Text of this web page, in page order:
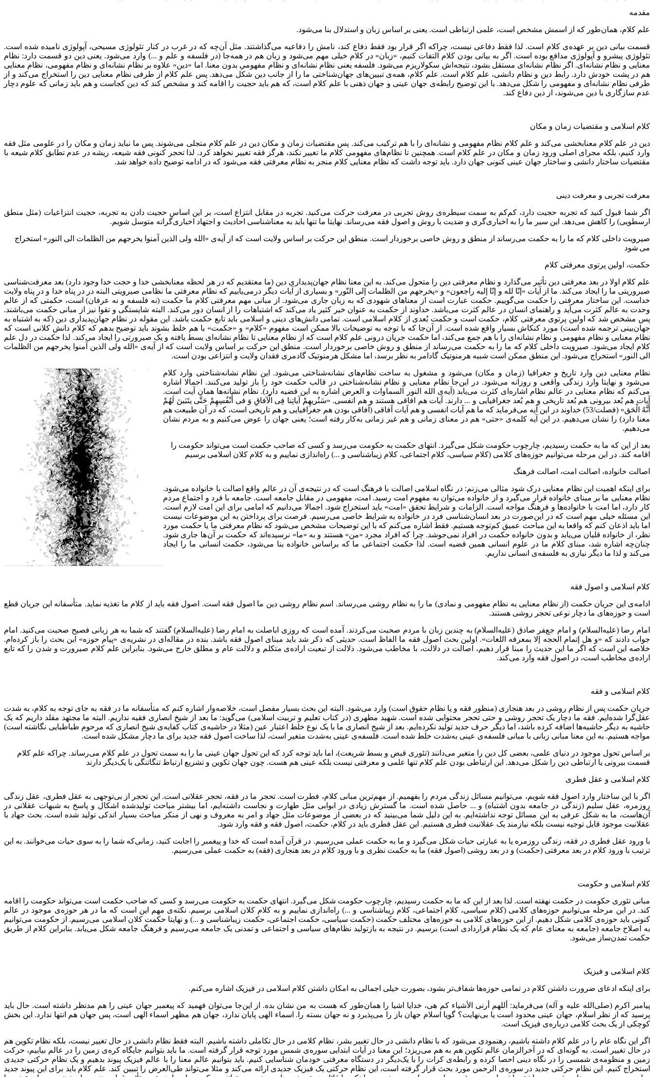
مقدمه
علم کلام، همان‌طور که از اسمش مشخص است، علمی ارتباطی است. یعنی بر اساس زبان و استدلال بنا می‌شود.
قسمت بیانی دین بر عهده‌ی کلام است. لذا فقط دفاعی نیست، چراکه اگر قرار بود فقط دفاع کند، نامش را دفاعیه می‌گذاشتند. مثل آن‌چه که در غرب در کنار تئولوژی مسیحی، آپولوژی نامیده شده است.
تئولوژی پیشرو و آپولوژی مدافع بوده است. اگر به بیانی بودن کلام التفات کنیم، «زبان» در کلام خیلی مهم می‌شود و زبان هم در همه‌جا (در فلسفه و علم و ...) وارد می‌شود. یعنی دین دو قسمت دارد: نظام
معنایی و نظام نشانه‌ای. اگر نظام نشانه‌ای مستقل بشود، نتیجه‌اش سکولاریزم می‌شود. فلسفه یعنی نظام نشانه‌ای و نظام مفهومیِ بدون معنا. اما «دین» علاوه بر نظام نشانه‌ای و نظام مفهومی، نظام معنایی
هم در پشت خودش دارد. رابط دین و نظام دانشی، علم کلام است. علم کلام، همه‌ی تبیین‌های جهان‌شناختی ما را از جانب دین شکل می‌دهد. پس علم کلام از طرفی نظام معنایی دین را استخراج می‌کند و از
طرفی نظام نشانه‌ای و مفهومی را شکل می‌دهد. با این توضیح رابطه‌ی جهان عینی و جهان ذهنی با علم کلام است، که هم باید حجیت را اقامه کند و مشخص کند که دین کجاست و هم باید زمانی که علوم دچار
عدم سازگاری با دین می‌شوند، از دین دفاع کند.
کلام اسلامی و مقتضیات زمان و مکان
دین در علم کلام معنابخشی می‌کند و علم کلام نظام مفهومی و نشانه‌ای را با هم ترکیب می‌کند. پس مقتضیات زمان و مکان دین در علم کلام متجلی می‌شوند. پس ما نباید زمان و مکان را در علومی مثل فقه
وارد کنیم، بلکه مجرای اصلی ورود زمان و مکان در علم کلام است. همچنین تا نظام‌های مفهومی کلام ما تغییر نکند، هرگز فقه تغییر نخواهد کرد. لذا تحجر کنونی فقه شیعه، ریشه در عدم تطابق کلام شیعه با
مقتضیات ساختار دانشی و ساختار جهان عینی کنونی جهان دارد. باید توجه داشت که نظام معنایی کلام منجر به نظام معرفتی فقه می‌شود که در ادامه توضیح داده خواهد شد.
معرفت تجربی و معرفت دینی
اگر شما قبول کنید که تجربه حجیت دارد، کم‌کم به سمت سیطره‌ی روش تجربی در معرفت حرکت می‌کنید. تجربه در مقابل انتزاع است، بر این اساس حجیت دادن به تجربه، حجیت انتزاعیات (مثل منطق
ارسطویی) را کاهش می‌دهد. این سیر ما را به اخباری‌گری و ضدیت با روش و اصول فقه می‌رساند. نهایتا ما تنها باید به معناشناسی احادیث و اجتهاد اخباری‌گرانه متوسل شویم.
صیرویت داخلی کلام که ما را به حکمت می‌رساند از منطق و روش خاصی برخوردار است. منطق این حرکت بر اساس ولایت است که از آیه‌ی «الله ولی الذین آمنوا یخرجهم من الظلمات الی النور» استخراج
می شود
حکمت، اولین پرتوی معرفتی کلام
علم کلام اولا در بعد معرفتی دین تأثیر می‌گذارد و نظام معرفتی دین را متحول می‌کند. به این معنا نظام جهان‌پدیداری دین (ما معتقدیم که در هر لحظه معنابخشی خدا و حجت خدا وجود دارد) بعد معرفت‌شناسی
صیروریتی ما را ایجاد می‌کند. ما از آیات «إنّا لله و إنّا إلیه راجعون» و «یخرجهم من الظلمات إلی النّور» و بسیاری از آیات دیگر درمی‌یابیم که نظام معرفتی ما نظامی صیرویتی البته در در پناه خدا و در پناه ولایت
خداست. این ساختار معرفتی را حکمت می‌گوییم. حکمت عبارت است از معناهای شهودی که به زبان جاری می‌شود. از مبانی مهم معرفتی کلام ما حکمت (نه فلسفه و نه عرفان) است، حکمتی که از عالم
وحدت به عالم کثرت می‌آید و راهنمای انسان در عالم کثرت می‌باشد. خداوند از حکمت به عنوان خیر کثیر یاد می‌کند که اشتباهات را از انسان دور می‌کند. البته شایستگی و تقوا نیز از مبانی حکمت می‌باشند.
پس مشخص شد که اولین پرتوی معرفتی کلام، حکمت است و حکمت بُعدی از کلام اسلامی است. تمامی دانش‌های دینی و اسلامی باید تابع حکمت باشد. این مقوله در نظام جهان‌پدیداری دین (که به اشتباه به
جهان‌بینی ترجمه شده است) مورد کنکاش بسیار واقع شده است. از آن‌جا که با توجه به توضیحات بالا ممکن است مفهوم «کلام» و «حکمت» با هم خلط بشوند باید توضیح بدهم که کلام دانش کلانی است که
نظام معنایی و نظام مفهومی و نظام نشانه‌ای را با هم جمع می‌کند، اما حکمت جریان درونی علم کلام است که از نظام معنایی تا نظام نشانه‌ای بسط یافته و یک صیرورتی را ایجاد می‌کند. لذا حکمت در دل علم
کلام ایجاد می‌شود. صیرویت داخلی کلام که ما را به حکمت می‌رساند از منطق و روش خاصی برخوردار است. منطق این حرکت بر اساس ولایت است که از آیه‌ی «الله ولی الذین آمنوا یخرجهم من الظلمات
الی النور» استخراج می‌شود. این منطق ممکن است شبیه هرمنوتیک گادامر به نظر برسد، اما مشکل هرمنوتیک گادمری فقدان ولایت و انتزاعی بودن است.
نظام معنایی دین وارد تاریخ و جغرافیا (زمان و مکان) می‌شود و مشغول به ساخت نظام‌های نشانه‌شناختی می‌شود. این نظام نشانه‌شناختی وارد کلام
می‌شود و نهایتا وارد زندگی واقعی و روزانه می‌شود. در این‌جا نظام معنایی و نظام نشانه‌شناختی در قالب حکمت خود را باز تولید می‌کنند. اجمالا اشاره
می‌کنم که نظام معنایی در عالم نظام اشاره‌ای کثرت می‌یابد (آیه‌ی الله النور السماوات و العرض اشاره به این قضیه دارد). نظام نشانه‌ها همان آیت است.
آیات هم بُعد بیرونی هم بُعد تاریخی و هم بُعد جغرافیایی و ... دارند. آیات هم افاقی هستند و هم انفسی. «سَنُریهِمْ آیاتِنا فِی الْآفاقِ وَ فی‏ أَنْفُسِهِمْ حَتَّی یتَبَینَ لَهُمْ
أَنَّهُ الْحَق‏» (فصلت/53) خداوند در این آیه می‌فرماید که ما هم آیات انفسی و هم آیات آفاقی (آفاقی بودن هم جغرافیایی و هم تاریخی است، که در آن طبیعت هم
معنا دارد) را نشان می‌دهیم. در این آیه کلمه‌ی «حتی» هم در معنای زمانی و هم غیر زمانی به‌کار رفته است؛ یعنی جهان را عوض می‌کنیم و به مردم نشان
می‌دهیم.
بعد از این که ما به حکمت رسیدیم، چارچوب حکومت شکل می‌گیرد. انتهای حکمت به حکومت می‌رسد و کسی که صاحب حکمت است می‌تواند حکومت را
اقامه کند. در این مرحله می‌توانیم حوزه‌های کلامی (کلام سیاسی، کلام اجتماعی، کلام زیباشناسی و ...) راه‌اندازی نماییم و به کلام کلان اسلامی برسیم
اصالت خانواده، اصالت امت، اصالت فرهنگ
برای اینکه اهمیت این نظام معنایی درک شود مثالی می‌زنم: در نگاه اسلامی اصالت با فرهنگ است که در نتیجه‌ی آن در عالم واقع اصالت با خانواده می‌شود.
نظام معنایی ما بر مبنای خانواده قرار می‌گیرد و از خانواده می‌توان به مفهوم امت رسید. امت، مفهومی در مقابل جامعه است. جامعه با فرد و اجتماع مردم
کار دارد، اما امت با خانواده‌ها و فرهنگ مواجه است. الزامات و شرایط تحقق «امت» باید استخراج شود. اجمالا می‌دانیم که امامی برای این امت لازم است.
این مسئله خیلی مهم است که در این‌صورت در بعد انسان‌شناسی فرد در خانواده به شرایط خاصی می‌رسیم. فرصت برای پرداختن به این موضوعات نیست
اما باید اذعان کنم که واقعا به این مباحث عمیق کم‌توجه هستیم. فقط اشاره می‌کنم که با این توضیحات مشخص می‌شود که نظام معرفتی ما یا حکمت مورد
نظر، از خانواده قلیان می‌یابد و بدون خانواده حکمت در افراد نمی‌جوشد. چرا که افراد مجرد «من» هستند و به «ما» نرسیده‌اند که حکمت بر آن ها جاری شود.
چنان‌چه اشاره شد، مبنای کلام ما در علوم انسانی همین قضیه است. لذا حکمت اجتماعی ما که براساس خانواده بنا می‌شود، حکمت انسانی ما را ایجاد
می‌کند و لذا ما دیگر نیازی به فلسفه‌ی انسانی نداریم.
کلام اسلامی و اصول فقه
ادامه‌ی این جریان حکمت (از نظام معنایی به نظام مفهومی و نمادی) ما را به نظام روشی می‌رساند. اسم نظام روشی دین ما اصول فقه است. اصول فقه باید از کلام ما تغذیه نماید. متأسفانه این جریان قطع
است و حوزه‌های ما دچار نوعی تحجر روشی هستند.
امام رضا (علیه‌السلام) و امام جعفر صادق (علیه‌السلام) به چندین زبان با مردم صحبت می‌کردند. آمده است که روزی اباصلت به امام رضا (علیه‌السلام) گفتند که شما به هر زبانی فصیح صحبت می‌کنید. امام
جواب دادند که «و هل إتمام الحجه إلا بمعرفه اللغات». اولین بحث اصول فقه ما الفاظ است. حدیثی که ذکر شد باید مبنای اصول فقه باشد. بنده در مقاله‌ای در نشریه‌ی «پیام حوزه» این بحث را باز کرده‌ام.
خلاصه این است که اگر ما این حدیث را مبنا قرار دهیم، اصالت در دلالت، با مخاطب می‌شود. دلالت از تبعیت اراده‌ی متکلم و دلالت عام و مطلق خارج می‌شود. بنابراین علم کلام صیرورت و شدن را که تابع
اراده‌ی مخاطب است، در اصول فقه وارد می‌کند.
کلام اسلامی و فقه
جریان حکمت پس از نظام روشی در بعد هنجاری (منظور فقه و یا نظام حقوق است) وارد می‌شود. البته این بحث بسیار مفصل است، خلاصه‌وار اشاره کنم که متأسفانه ما در فقه به جای توجه به کلام، به شدت
عقل‌گرا شده‌ایم. فقه ما دچار یک تحجر روشی و حتی تحجر محتوایی شده است. شهید مطهری (در کتاب تعلیم و تربیت اسلامی) می‌گوید: ما بعد از شیخ انصاری فقیه نداریم. البته ما مجتهد مقلد داریم که یک
حاشیه به دیگر حاشیه‌ها اضافه کرده باشد، اما دیگر حرف جدید تولید نکرده‌ایم. بعد از شیخ انصاری ما با یک نوع خلط اعتبار عین (مثلا در حاشیه‌ی کتاب کفایه‌ی شیخ انصاری که مرحوم طباطبایی نگاشته است)
مواجه هستیم. به این معنا مبانی زبانی با مبانی فلسفه‌ی عینی به‌شدت خلط شده است. فلسفه‌ی عینی به‌شدت متغیر است، لذا ساخت اصول فقه جدید برای ما دچار مشکل شده است.
بر اساس تحول موجود در دنیای علمی، بعضی کل دین را متغیر می‌دانند (تئوری قبض و بسط شریعت)، اما باید توجه کرد که این تحول جهان عینی ما را به سمت تحول در علم کلام می‌رساند. چراکه علم کلام
قسمت بیرونی یا ارتباطی دین را شکل می‌دهد. این ارتباطی بودن علم کلام تنها علمی و معرفتی نیست بلکه عینی هم هست. چون جهان تکوین و تشریع ارتباط تنگاتنگی با یک‌دیگر دارند
کلام اسلامی و عقل فطری
اگر با این ساختار وارد اصول فقه شویم، می‌توانیم مسائل زندگی مردم را بفهمیم. از مهم‌ترین مبانی کلام، فطرت است. تحجر ما در فقه، تحجر عقلانی است. این تحجر از بی‌توجهی به عقل فطری، عقل زندگی
روزمره، عقل سلیم (زندگی در جامعه بدون اشتباه) و ... حاصل شده است. ما گسترش زیادی در ابوابی مثل طهارت و نجاست داشته‌ایم، اما بیشتر مباحث تولیدشده اشکال و پاسخ به شبهات عقلانی در
آن‌هاست، ما به شکل عرفی به این مسائل توجه نداشته‌ایم. به این دلیل شما می‌بینید که در بعضی از موضوعات مثل جهاد و امر به معروف و نهی از منکر مباحث بسیار اندکی تولید شده است. بحث جهاد با
عقلانیت موجود قابل توجیه نیست بلکه نیازمند یک عقلانیت فطری هستیم. این عقل فطری باید در کلام، حکمت، اصول فقه و فقه وارد شود.
با ورود عقل فطری در فقه، زندگی روزمره یا به عبارتی حیات شکل می‌گیرد و ما به حکمت عملی می‌رسیم. در قرآن آمده است که خدا و پیغمبر را اجابت کنید، زمانی‌که شما را به سوی حیات می‌خوانند. به این
ترتیب با ورود کلام در بعد معرفتی (حکمت) و در بعد روشی (اصول فقه) ما به حکمت نظری و با ورود کلام در بعد هنجاری (فقه) به حکمت عملی می‌رسیم.
کلام اسلامی و حکومت
مبانی تئوری حکومت در حکمت نهفته است. لذا بعد از این که ما به حکمت رسیدیم، چارچوب حکومت شکل می‌گیرد. انتهای حکمت به حکومت می‌رسد و کسی که صاحب حکمت است می‌تواند حکومت را اقامه
کند. در این مرحله می‌توانیم حوزه‌های کلامی (کلام سیاسی، کلام اجتماعی، کلام زیباشناسی و ...) راه‌اندازی نماییم و به کلام کلان اسلامی برسیم. نکته‌ی مهم این است که ما در هر حوزه‌ی موجود در عالم
کنونی باید حوزه‌ی کلامی شکل دهیم. از این حوزه‌های کلامی به حوزه‌های مختلف حکمت (حکمت سیاسی، حکمت اجتماعی، حکمت زیباشناسی و ...) و نهایتا حکمت کلان اسلامی می‌رسیم. از حکومت می‌توانیم
به اصلاح جامعه (جامعه به معنای عام که یک نظام قراردادی است) برسیم. در نتیجه به بازتولید نظام‌های سیاسی و اجتماعی و تمدنی یک جامعه می‌رسیم و فرهنگ جامعه شکل می‌یابد. بنابراین کلام از طریق
حکمت تمدن‌ساز می‌شود.
کلام اسلامی و فیزیک
برای اینکه ادعای ضرورت داشتن کلام در تمامی حوزه‌ها شفاف‌تر بشود، بصورت خیلی اجمالی به امکان داشتن کلام اسلامی در فیزیک اشاره می‌کنم.
پیامبر اکرم (صلی‌الله علیه و آله) می‌فرماید: أللهم أرنی الأشیاء کم هی، خدایا اشیا را همان‌طور که هست به من نشان بده. از این‌جا می‌توان فهمید که پیغمبر جهان عینی را هم مدنظر داشته است. حال باید
پرسید که از نظر اسلام، جهان عینی محدود است یا بی‌نهایت؟ گویا اسلام جهان باز را می‌پذیرد و نه جهان بسته را. اسماء الهی پایان ندارد، جهان هم مظهر اسماء الهی است، پس جهان هم انتها ندارد. این بخش
کوچکی از یک بحث کلامی درباره‌ی فیزیک است.
اگر این نگاه عام را در علم کلام داشته باشیم، رهنمودی می‌شود که با نظام دانشی در حال تغییر بشر، نظام کلامی در حال تکاملی داشته باشیم. البته فقط نظام دانشی در حال تغییر نیست، بلکه نظام تکوین هم
در حال تغییر است. به گونه‌ای که در آخرالزمان عالم تکوین هم به هم می‌ریزد؛ این معنا در آیات ابتدایی سوره‌ی شمس مورد توجه قرار گرفته است. ما باید بتوانیم جایگاه کره‌ی زمین را در عالم بیابیم، حرکت
زمین و منظومه‌ی شمسی را در نگاه دینی احصا کرده و رابطه‌ی کرات را با یک‌دیگر در دستگاه معرفتی خودمان شناسایی کنیم. باید بتوانیم عالم معنا را با عالم فیزیک پیوند بدهیم و یک نظام حرکتی جدیدی
استخراج کنیم. این نظام حرکتی جدید در سوره‌ی الرحمن مورد بحث قرار گرفته است، این نظام حرکتی یک فیزیک جدیدی ارائه می‌کند و مثلا می‌تواند طی‌العرض را تبیین کند. علم کلام باید برای این پیوند جدید